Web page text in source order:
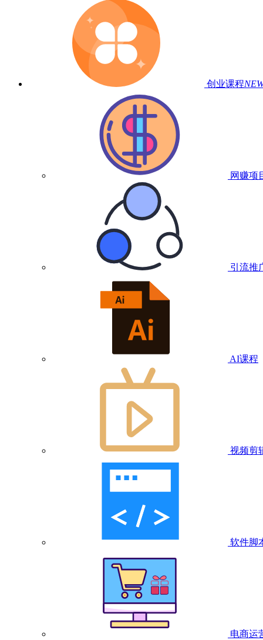
创业课程
网赚项
引流推
AI课程
视频剪
软件脚
电商运